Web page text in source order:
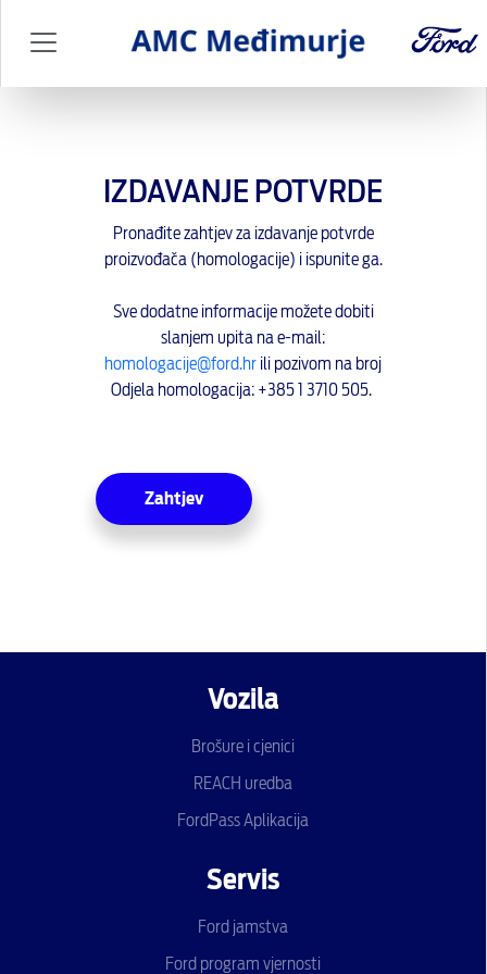
IZDAVANJE POTVRDE
Pronađite zahtjev za izdavanje potvrde
proizvođača (homologacije) i ispunite ga.
Sve dodatne informacije možete dobiti
slanjem upita na e-mail:
homologacije@ford.hr ili pozivom na broj
Odjela homologacija: +385 1 3710 505.
Zahtjev
Vozila
Brošure i cjenici
REACH uredba
FordPass Aplikacija
Servis
Ford jamstva
Ford program vjernosti